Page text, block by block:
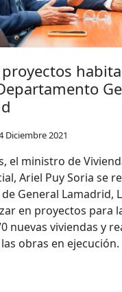
Diciembre 2021
el ministro de
Ariel Puy Soria se
General Lamadrid,
en proyectos para
nuevas viviendas y
obras en ejecución.